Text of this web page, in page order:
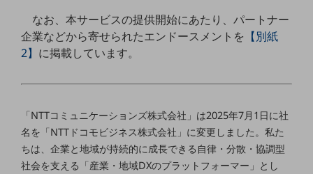
ゲーム感覚で見つける
ビジネスお悩み診断
NTTドコモビジネス
モバイル・ICTサービスをオンラインで
法人向けモバイルトップ
はじめての方へ
サービス・商品を探す
新規会員登録/ログインはこちら
100回線以上のお問い合わせ・お見積りはこちら
なお、本サービスの提供開始にあたり、パートナー
企業などから寄せられたエンドースメントを 【別紙
2】 に掲載しています。
「NTTコミュニケーションズ株式会社」は2025年7月1日に社
名を「NTTドコモビジネス株式会社」に変更しました。私た
ちは、企業と地域が持続的に成長できる自律・分散・協調型
社会を支える「産業・地域DXのプラットフォーマー」とし